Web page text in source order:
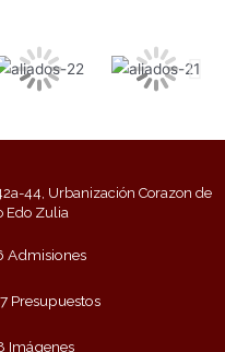
44, Urbanización Corazon de
Edo Zulia
Admisiones
Presupuestos
Imágenes